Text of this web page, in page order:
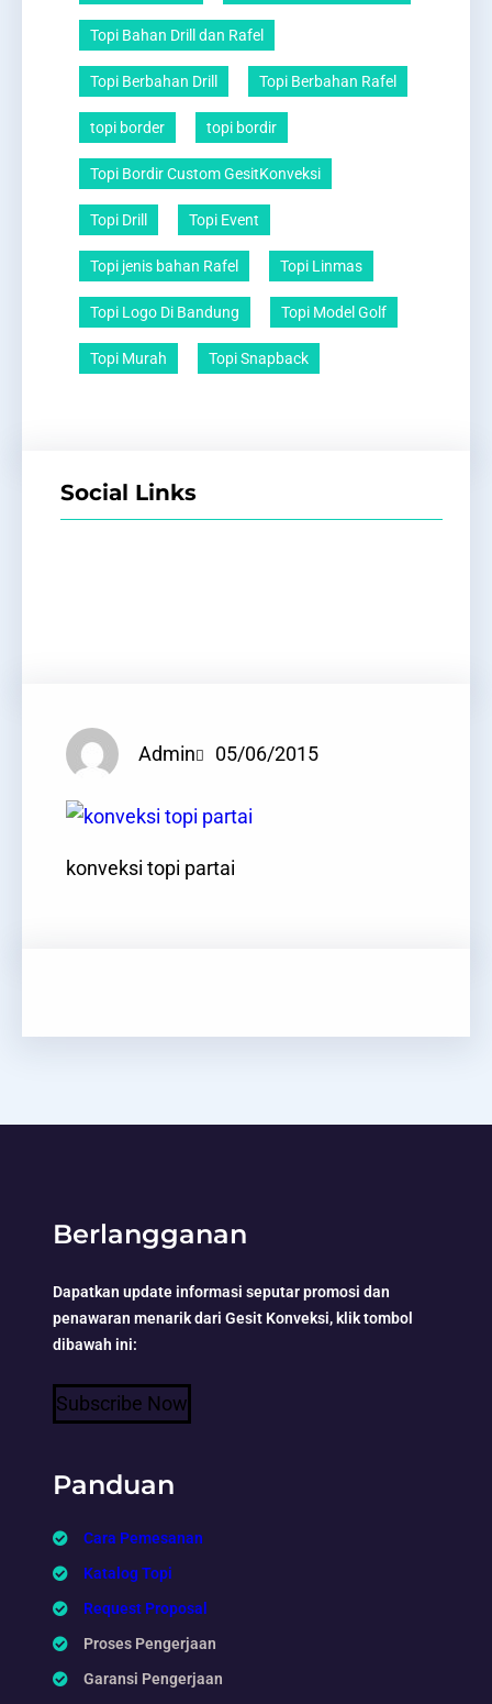
Topi Bahan Drill dan Rafel
Topi Berbahan Drill Topi Berbahan Rafel
topi border topi bordir
Topi Bordir Custom GesitKonveksi
Topi Drill Topi Event
Topi jenis bahan Rafel Topi Linmas
Topi Logo Di Bandung Topi Model Golf
Topi Murah Topi Snapback
Social Links
Admin 05/06/2015
konveksi topi partai
Berlangganan
Dapatkan update informasi seputar promosi dan
penawaran menarik dari Gesit Konveksi, klik tombol
dibawah ini:
Subscribe Now
Panduan
Cara Pemesanan
Katalog Topi
Request Proposal
Proses Pengerjaan
Garansi Pengerjaan